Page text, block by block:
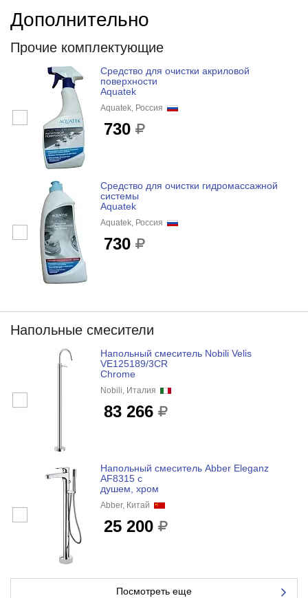
Дополнительно
Прочие комплектующие
Средство для очистки акриловой
поверхности
Aquatek
Aquatek, Россия
730
Средство для очистки гидромассажной
системы
Aquatek
Aquatek, Россия
730
Напольные смесители
Напольный смеситель Nobili Velis
VE125189/3CR
Chrome
Nobili, Италия
83 266
Напольный смеситель Abber Eleganz
AF8315 с
душем, хром
Abber, Китай
25 200
Посмотреть еще